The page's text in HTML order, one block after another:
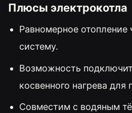
Плюсы электрокотла
Равномерное отопление
систему.
Возможность
косвенного нагрева для
Совместим с водяным